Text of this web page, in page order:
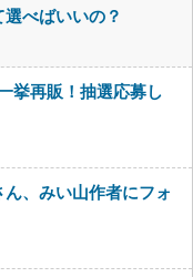
べばいいの？
挙再販！抽選応募し
ん、みい山作者にフォ